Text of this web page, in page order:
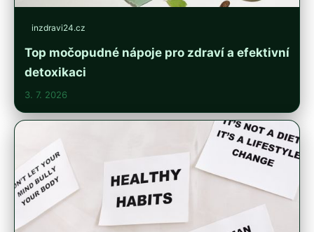
inzdravi24.cz
Top močopudné nápoje pro zdraví a efektivní
detoxikaci
3. 7. 2026